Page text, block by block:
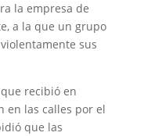
la empresa de
a la que un grupo
sus
recibió en
en las calles por el
que las